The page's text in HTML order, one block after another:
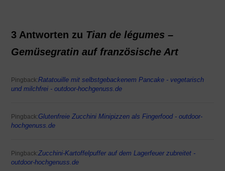
3 Antworten zu Tian de légumes –
Gemüsegratin auf französische Art
Pingback:Ratatouille mit selbstgebackenem Pancake - vegetarisch
und milchfrei - outdoor-hochgenuss.de
Pingback:Glutenfreie Zucchini Minipizzen als Fingerfood - outdoor-
hochgenuss.de
Pingback:Zucchini-Kartoffelpuffer auf dem Lagerfeuer zubreitet -
outdoor-hochgenuss.de